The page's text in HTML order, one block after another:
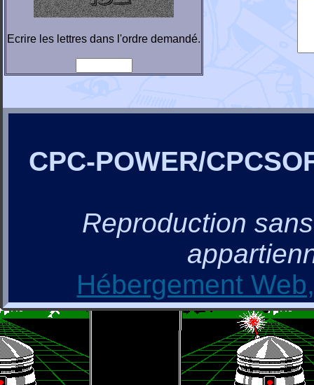
Ecrire les lettres dans l'ordre demandé.
CPC-POWER/
Reproduction
Hébergement